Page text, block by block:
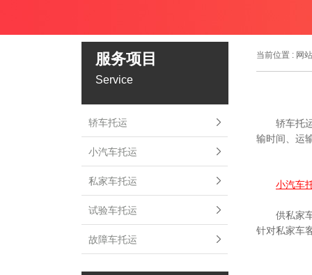
服务项目
Service
轿车托运
小汽车托运
私家车托运
试验车托运
故障车托运
当前位置 : 网
轿车托
输时间、运
小汽车
供私家
针对私家车